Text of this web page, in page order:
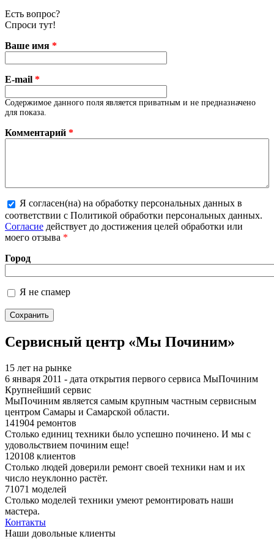
Есть вопрос?
Спроси тут!
Ваше имя *
E-mail *
Содержимое данного поля является приватным и не предназначено
для показа.
Комментарий *
Более подробная информация о текстовых
форматах
Я согласен(на) на обработку персональных данных в
соответствии с Политикой обработки персональных данных.
Согласие действует до достижения целей обработки или
моего отзыва *
Город
Я не спамер
Я спамер
Сервисный центр «Мы Починим»
15 лет на рынке
6 января 2011 - дата открытия первого сервиса МыПочиним
Крупнейший сервис
МыПочиним является самым крупным частным сервисным
центром Самары и Самарской области.
141904 ремонтов
Столько единиц техники было успешно починено. И мы с
удовольствием починим еще!
120108 клиентов
Столько людей доверили ремонт своей техники нам и их
число неуклонно растёт.
71071 моделей
Столько моделей техники умеют ремонтировать наши
мастера.
Контакты
Наши довольные клиенты